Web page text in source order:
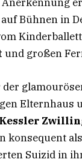
Bühnen in
und großen
Elternhaus
Kessler
konsequent
Suizid in